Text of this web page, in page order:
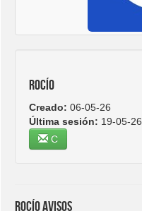
Rocío
Creado: 06-05-26
Última sesión: 19-05-26
C
Rocío avisos